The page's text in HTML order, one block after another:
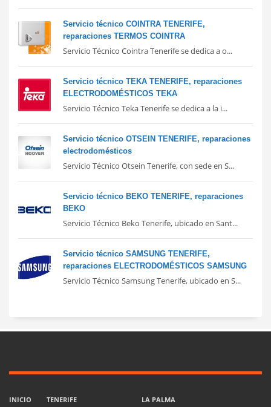
Servicio técnico COINTRA TENERIFE,
reparaciones TERMOS COINTRA
Servicio Técnico Cointra Tenerife se dedica a o...
Servicio técnico TEKA TENERIFE, reparaciones
ELECTRODOMÉSTICOS TEKA
Servicio Técnico Teka Tenerife se dedica a la i...
Servicio técnico OTSEIN TENERIFE, reparaciones
electrodomésticos
Servicio Técnico Otsein Tenerife, con sede en S...
Servicio técnico BEKO TENERIFE, reparaciones
BEKO
Servicio Técnico Beko Tenerife, ubicado en Sant...
Servicio técnico SAMSUNG TENERIFE,
reparaciones ELECTRODOMÉSTICOS SAMSUNG
Servicio Técnico Samsung Tenerife, ubicado en S...
INICIO
TENERIFE
LA PALMA